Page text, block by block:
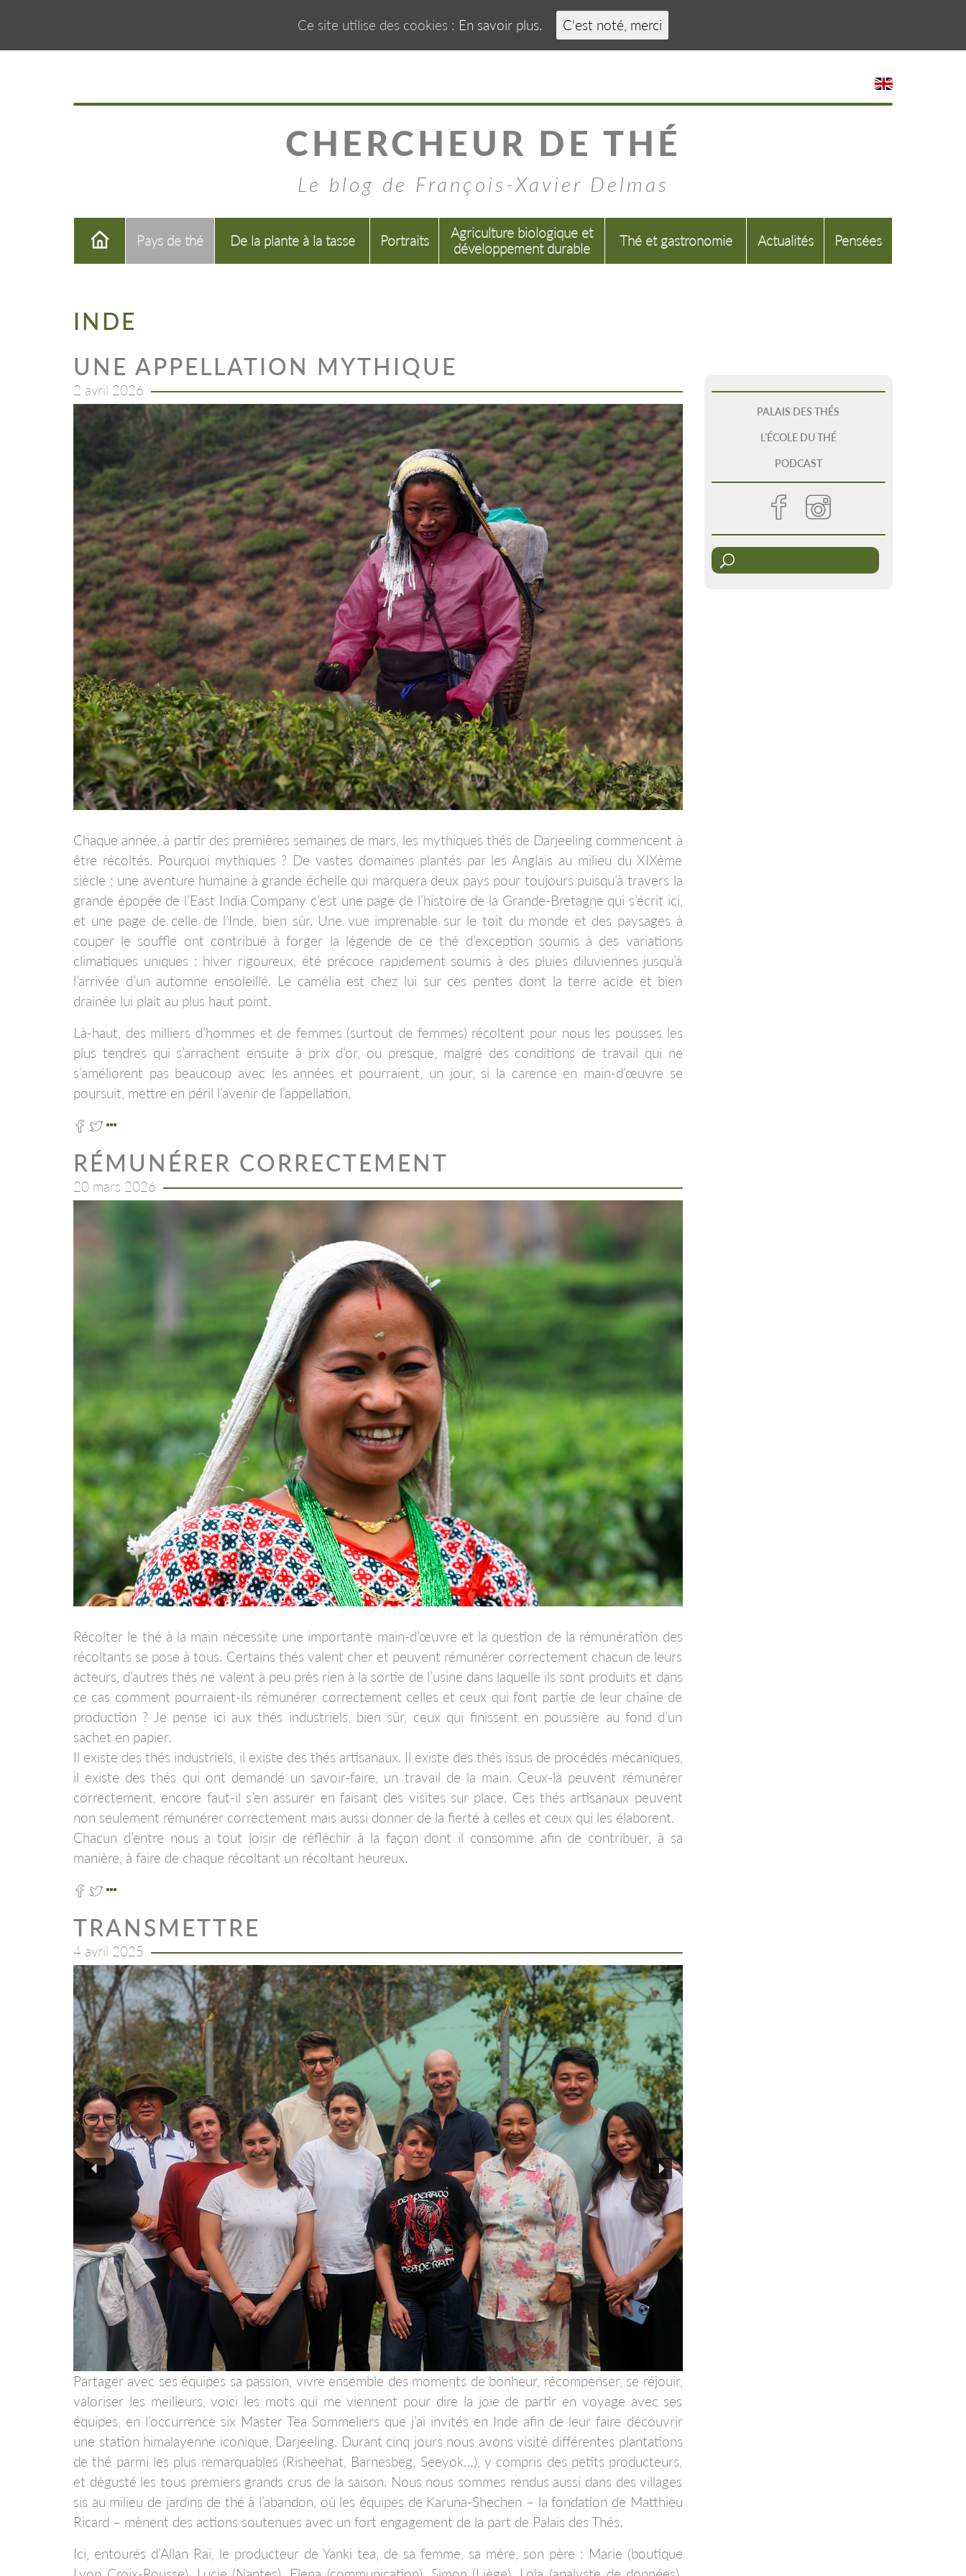
CHERCHEUR DE THÉ
Le blog de François-Xavier Delmas
Pays de thé De la plante à la tasse Portraits
Agriculture biologique et
développement durable
Thé et gastronomie Actualités Pensées
INDE
UNE APPELLATION MYTHIQUE
2 avril 2026
Chaque année, à partir des premières semaines de mars, les mythiques thés de Darjeeling commencent à
être récoltés. Pourquoi mythiques ? De vastes domaines plantés par les Anglais au milieu du XIXème
siècle ; une aventure humaine à grande échelle qui marquera deux pays pour toujours puisqu’à travers la
grande épopée de l’East India Company c’est une page de l’histoire de la Grande-Bretagne qui s’écrit ici,
et une page de celle de l’Inde, bien sûr. Une vue imprenable sur le toit du monde et des paysages à
couper le souffle ont contribué à forger la légende de ce thé d’exception soumis à des variations
climatiques uniques : hiver rigoureux, été précoce rapidement soumis à des pluies diluviennes jusqu’à
l’arrivée d’un automne ensoleillé. Le camélia est chez lui sur ces pentes dont la terre acide et bien
drainée lui plait au plus haut point.
Là-haut, des milliers d’hommes et de femmes (surtout de femmes) récoltent pour nous les pousses les
plus tendres qui s’arrachent ensuite à prix d’or, ou presque, malgré des conditions de travail qui ne
s’améliorent pas beaucoup avec les années et pourraient, un jour, si la carence en main-d’œuvre se
poursuit, mettre en péril l’avenir de l’appellation.
RÉMUNÉRER CORRECTEMENT
20 mars 2026
Récolter le thé à la main nécessite une importante main-d’œuvre et la question de la rémunération des
récoltants se pose à tous. Certains thés valent cher et peuvent rémunérer correctement chacun de leurs
acteurs, d’autres thés ne valent à peu près rien à la sortie de l’usine dans laquelle ils sont produits et dans
ce cas comment pourraient-ils rémunérer correctement celles et ceux qui font partie de leur chaîne de
production ? Je pense ici aux thés industriels, bien sûr, ceux qui finissent en poussière au fond d’un
sachet en papier.
Il existe des thés industriels, il existe des thés artisanaux. Il existe des thés issus de procédés mécaniques,
il existe des thés qui ont demandé un savoir-faire, un travail de la main. Ceux-là peuvent rémunérer
correctement, encore faut-il s’en assurer en faisant des visites sur place. Ces thés artisanaux peuvent
non seulement rémunérer correctement mais aussi donner de la fierté à celles et ceux qui les élaborent.
Chacun d’entre nous a tout loisir de réfléchir à la façon dont il consomme afin de contribuer, à sa
manière, à faire de chaque récoltant un récoltant heureux.
TRANSMETTRE
4 avril 2025
Partager avec ses équipes sa passion, vivre ensemble des moments de bonheur, récompenser, se réjouir,
valoriser les meilleurs, voici les mots qui me viennent pour dire la joie de partir en voyage avec ses
équipes, en l’occurrence six Master Tea Sommeliers que j’ai invités en Inde afin de leur faire découvrir
une station himalayenne iconique, Darjeeling. Durant cinq jours nous avons visité différentes plantations
de thé parmi les plus remarquables (Risheehat, Barnesbeg, Seeyok…), y compris des petits producteurs,
et dégusté les tous premiers grands crus de la saison. Nous nous sommes rendus aussi dans des villages
sis au milieu de jardins de thé à l’abandon, où les équipes de Karuna-Shechen – la fondation de Matthieu
Ricard – mènent des actions soutenues avec un fort engagement de la part de Palais des Thés.
Ici, entourés d’Allan Rai, le producteur de Yanki tea, de sa femme, sa mère, son père : Marie (boutique
PALAIS DES THÉS
L’ÉCOLE DU THÉ
PODCAST
Ce site utilise des cookies : En savoir plus. C'est noté, merci